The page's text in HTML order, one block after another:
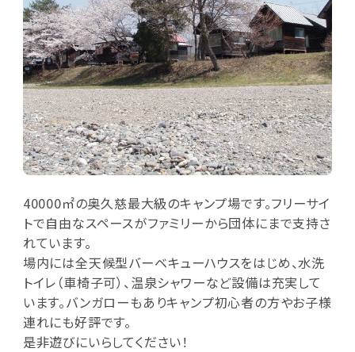
40000㎡の奥久慈最大級のキャンプ場です。フリーサイ
トで自由なスペースがファミリーから団体にまで支持さ
れています。
場内には全天候型バーベキューハウスをはじめ、水洗
トイレ（車椅子可）、温泉シャワーなど設備は充実して
います。バンガローもありキャンプ初心者の方やお子様
連れにも好評です。
是非遊びにいらしてください！